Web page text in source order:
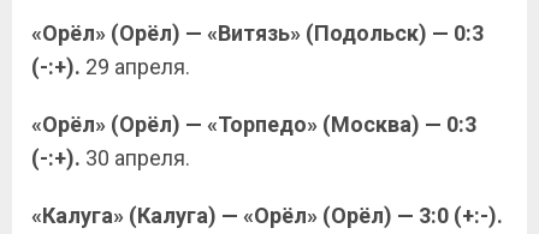
«Орёл» (Орёл) — «Витязь» (Подольск) — 0:3
(-:+). 29 апреля.
«Орёл» (Орёл) — «Торпедо» (Москва) — 0:3
(-:+). 30 апреля.
«Калуга» (Калуга) — «Орёл» (Орёл) — 3:0 (+:-).